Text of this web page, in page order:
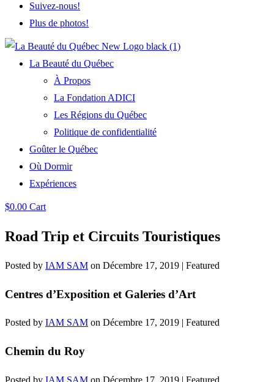
Suivez-nous!
Plus de photos!
La Beauté du Québec
À Propos
La Fondation ADICI
Les Régions du Québec
Politique de confidentialité
Goûter le Québec
Où Dormir
Expériences
$0.00 Cart
Road Trip et Circuits Touristiques
Posted by IAM SAM on Décembre 17, 2019 | Featured
Centres d’Exposition et Galeries d’Art
Posted by IAM SAM on Décembre 17, 2019 | Featured
Chemin du Roy
Posted by IAM SAM on Décembre 17, 2019 | Featured